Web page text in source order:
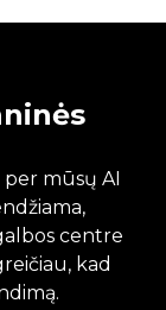
mūsų AI
centre
kad